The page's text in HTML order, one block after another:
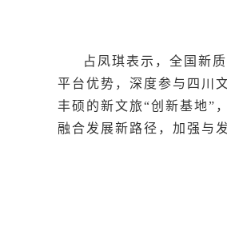
占凤琪表示，全国新
平台优势，深度参与四川
丰硕的新文旅“创新基地”
融合发展新路径，加强与